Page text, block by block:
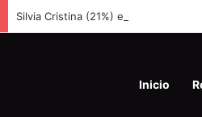
Silvia Cristina (21%) e Dr. Fernando
Inicio